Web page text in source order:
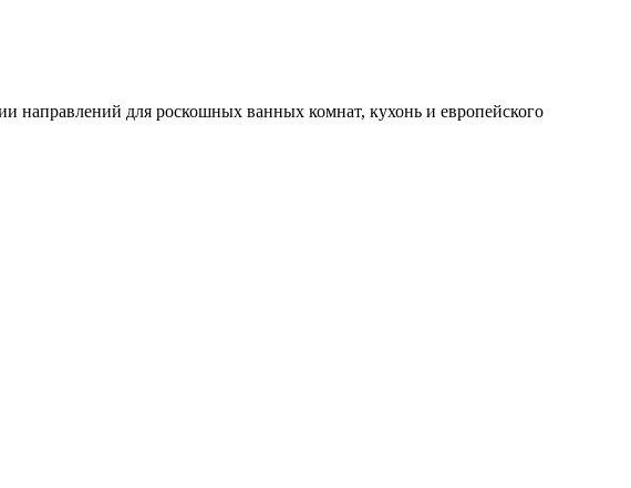
направлений для роскошных ванных комнат, кухонь и европейского